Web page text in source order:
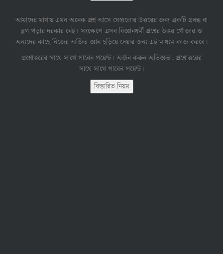
আমাদের মাথায় এমন অনেক প্রশ্ন আসে যেগুলোর উত্তরের জন্য একটি প্রবন্ধ বা
ব্লগ পড়ার দরকার নেই। সংক্ষেপে এসব বিজ্ঞানধর্মী প্রশ্নের উত্তর খোঁজার ও
অন্যদের কাছে নিজের অর্জিত জ্ঞান ছড়িয়ে দেয়ার জন্য এই মাধ্যম কাজ করবে।
প্রশ্নোত্তরের সাথে সাথে পাবেন পয়েন্ট। অর্জন করুন অভিজ্ঞতা, প্রশ্নোত্তরের
সাথে সাথে পাবেন পয়েন্ট।
বিস্তারিত নিয়ম